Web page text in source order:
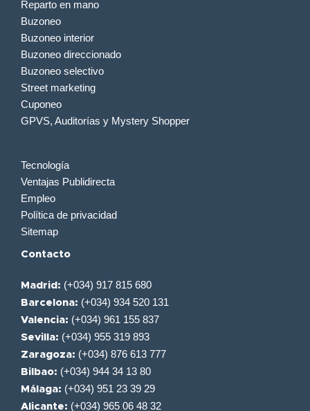
Reparto en mano
Buzoneo
Buzoneo interior
Buzoneo direccionado
Buzoneo selectivo
Street marketing
Cuponeo
GPVS, Auditorías y Mystery Shopper
Tecnología
Ventajas Publidirecta
Empleo
Política de privacidad
Sitemap
Contacto
Madrid: (+034) 917 815 680
Barcelona: (+034) 934 520 131
Valencia: (+034) 961 155 837
Sevilla: (+034) 955 319 893
Zaragoza: (+034) 876 613 777
Bilbao: (+034) 944 34 13 80
Málaga: (+034) 951 23 39 29
Alicante: (+034) 965 06 48 32